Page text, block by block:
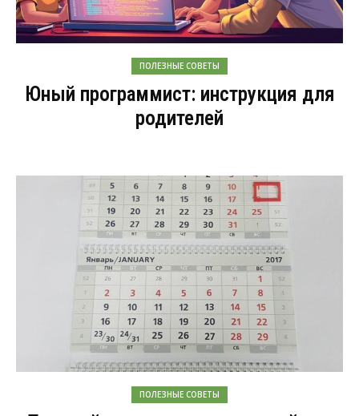
ПОЛЕЗНЫЕ СОВЕТЫ
Юный программист: инструкция для
родителей
ПОЛЕЗНЫЕ СОВЕТЫ